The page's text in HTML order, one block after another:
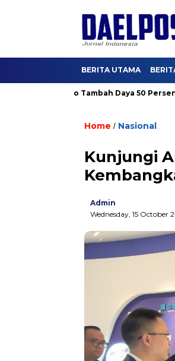
BERITA UTAMA
Promo Tambah Daya 50 Persen
Home / Nasional
Kunjungi
Admin
Wednesday, 15 October